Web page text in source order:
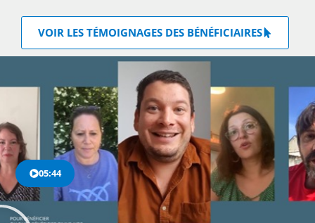
VOIR LES TÉMOIGNAGES DES BÉNÉFICIAIRES
05:44